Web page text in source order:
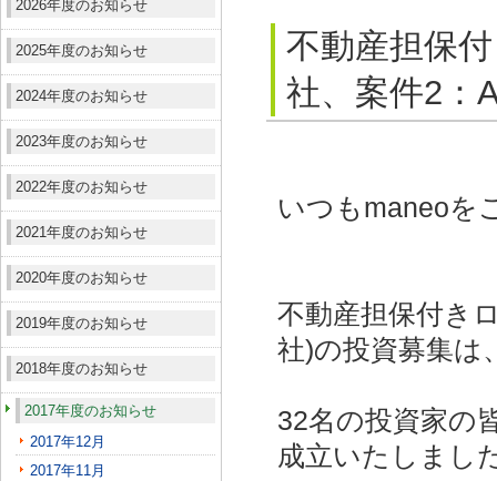
2026年度のお知らせ
2025年度のお知らせ
2024年度のお知らせ
2023年度のお知らせ
2022年度のお知らせ
2021年度のお知らせ
2020年度のお知らせ
2019年度のお知らせ
2018年度のお知らせ
2017年度のお知らせ
2017年12月
2017年11月
不動産担保
社、案件2：
いつもmaneoを
不動産担保付き
社)の投資募集は
32名の投資家の
成立いたしまし